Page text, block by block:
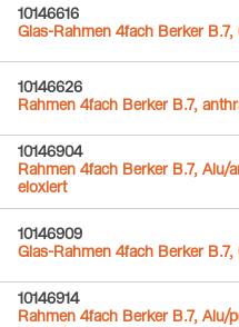
10146616
Glas-Rahmen 4fach Berker
10146626
Rahmen 4fach Berker B.7,
10146904
Rahmen 4fach Berker B.7, Alu/
eloxiert
10146909
Glas-Rahmen 4fach Berker
10146914
Rahmen 4fach Berker B.7, Alu/